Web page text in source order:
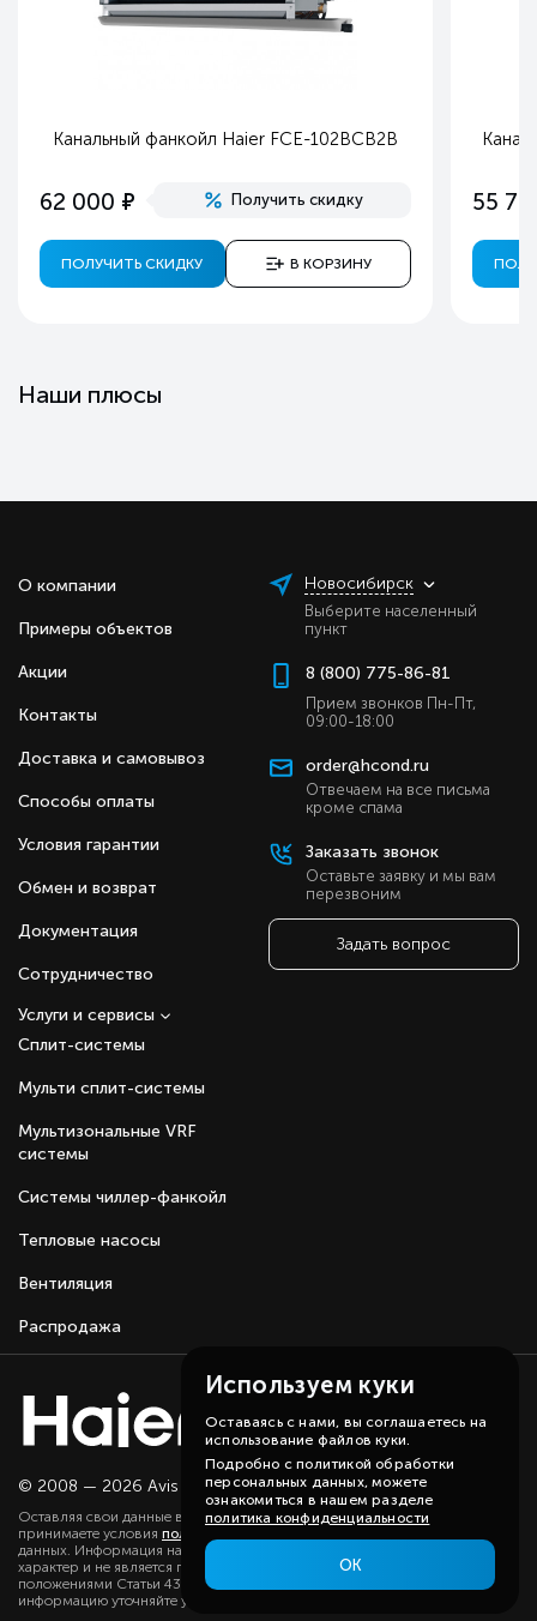
Канальный фанкойл Haier FCE-102BCB2B
62 000 е Получить скидку
ПОЛУЧИТЬ СКИДКУ В КОРЗИНУ
55
Наши плюсы
О компании
Примеры объектов
Акции
Контакты
Доставка и самовывоз
Способы оплаты
Условия гарантии
Обмен и возврат
Документация
Сотрудничество
Сплит-системы
Мульти сплит-системы
Мультизональные VRF
системы
Системы чиллер-фанкойл
Тепловые насосы
Вентиляция
Распродажа
Услуги и сервисы
Новосибирск
Выберите населенный
пункт
8 (800) 775-86-81
Прием звонков Пн-Пт,
09:00-18:00
order@hcond.ru
Отвечаем на все письма
кроме спама
Заказать звонок
Оставьте заявку и мы вам
перезвоним
Задать вопрос
© 2008 — 2026 Avis group.Карта сайта
Оставляя свои данные в любой форме на сайте, вы даете согласие и
принимаете условия политики
данных. Информация на данном сайте носит ознакомительный
характер и не является публичной офертой, определяемой
положениями Статьи 437(2) ГК РФ. Существенную для вас
информацию уточняйте у наших менеджеров.
Используем куки
Оставаясь с нами, вы соглашаетесь на
использование файлов куки.
Подробно с политикой обработки
персональных данных, можете
ознакомиться в нашем разделе
политика конфиденциальности
ОК